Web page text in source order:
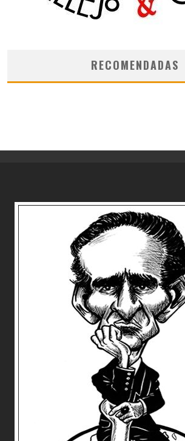
RECOMENDADAS